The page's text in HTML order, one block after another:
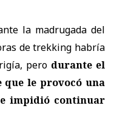
la madrugada del
de trekking habría
pero durante el
que le provocó una
impidió continuar